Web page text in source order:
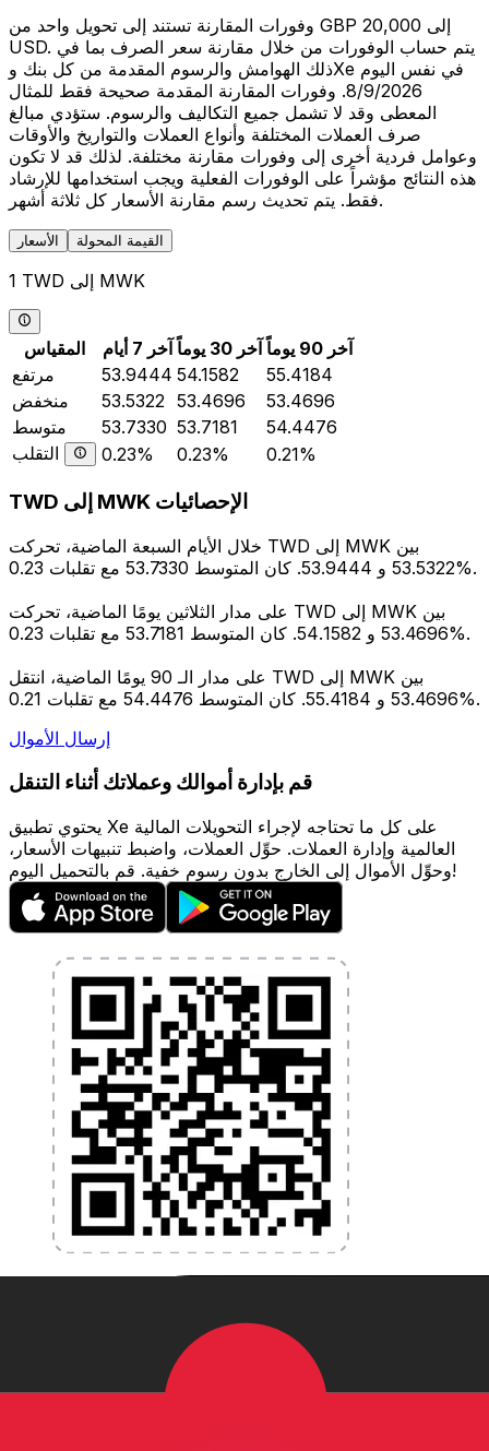
وفورات المقارنة تستند إلى تحويل واحد من GBP 20,000 إلى
USD. يتم حساب الوفورات من خلال مقارنة سعر الصرف بما في
ذلك الهوامش والرسوم المقدمة من كل بنك وXe في نفس اليوم
8/9/2026. وفورات المقارنة المقدمة صحيحة فقط للمثال
المعطى وقد لا تشمل جميع التكاليف والرسوم. ستؤدي مبالغ
صرف العملات المختلفة وأنواع العملات والتواريخ والأوقات
وعوامل فردية أخرى إلى وفورات مقارنة مختلفة. لذلك قد لا تكون
هذه النتائج مؤشراً على الوفورات الفعلية ويجب استخدامها للإرشاد
فقط. يتم تحديث رسم مقارنة الأسعار كل ثلاثة أشهر.
الأسعار القيمة المحولة
1 TWD إلى MWK
المقياس آخر 7 أيام آخر 30 يوماً
آخر 90 يوماً
مرتفع
53.9444 54.1582
55.4184
منخفض
53.5322 53.4696
53.4696
متوسط
53.7330 53.7181
54.4476
التقلب
0.23% 0.23% 0.21%
TWD إلى MWK الإحصائيات
خلال الأيام السبعة الماضية، تحركت TWD إلى MWK بين
53.5322 و 53.9444. كان المتوسط 53.7330 مع تقلبات 0.23%.
على مدار الثلاثين يومًا الماضية، تحركت TWD إلى MWK بين
53.4696 و 54.1582. كان المتوسط 53.7181 مع تقلبات 0.23%.
على مدار الـ 90 يومًا الماضية، انتقل TWD إلى MWK بين
53.4696 و 55.4184. كان المتوسط 54.4476 مع تقلبات 0.21%.
إرسال الأموال
قم بإدارة أموالك وعملاتك أثناء التنقل
يحتوي تطبيق Xe على كل ما تحتاجه لإجراء التحويلات المالية
العالمية وإدارة العملات. حوِّل العملات، واضبط تنبيهات الأسعار،
وحوِّل الأموال إلى الخارج بدون رسوم خفية. قم بالتحميل اليوم!